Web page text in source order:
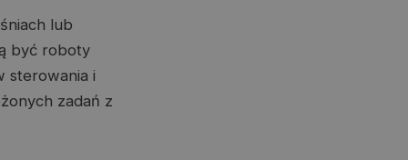
lub
być roboty
sterowania i
zadań z